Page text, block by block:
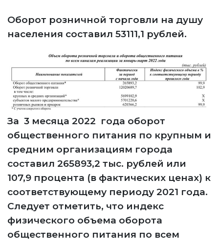
Оборот розничной торговли на душу
населения составил 53111,1 рублей.
За 3 месяца 2022 года оборот
общественного питания по крупным и
средним организациям города
составил 265893,2 тыс. рублей или
107,9 процента (в фактических ценах) к
соответствующему периоду 2021 года.
Следует отметить, что индекс
физического объема оборота
общественного питания по всем